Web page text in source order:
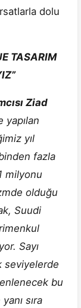
dolu
TASARIM
Ziad
yapılan
yıl
fazla
milyonu
olduğu
Suudi
Sayı
seviyelerde
bu
sıra